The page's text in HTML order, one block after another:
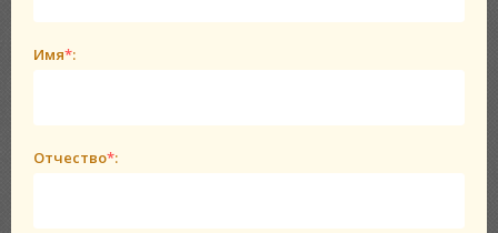
Имя*:
Отчество*: